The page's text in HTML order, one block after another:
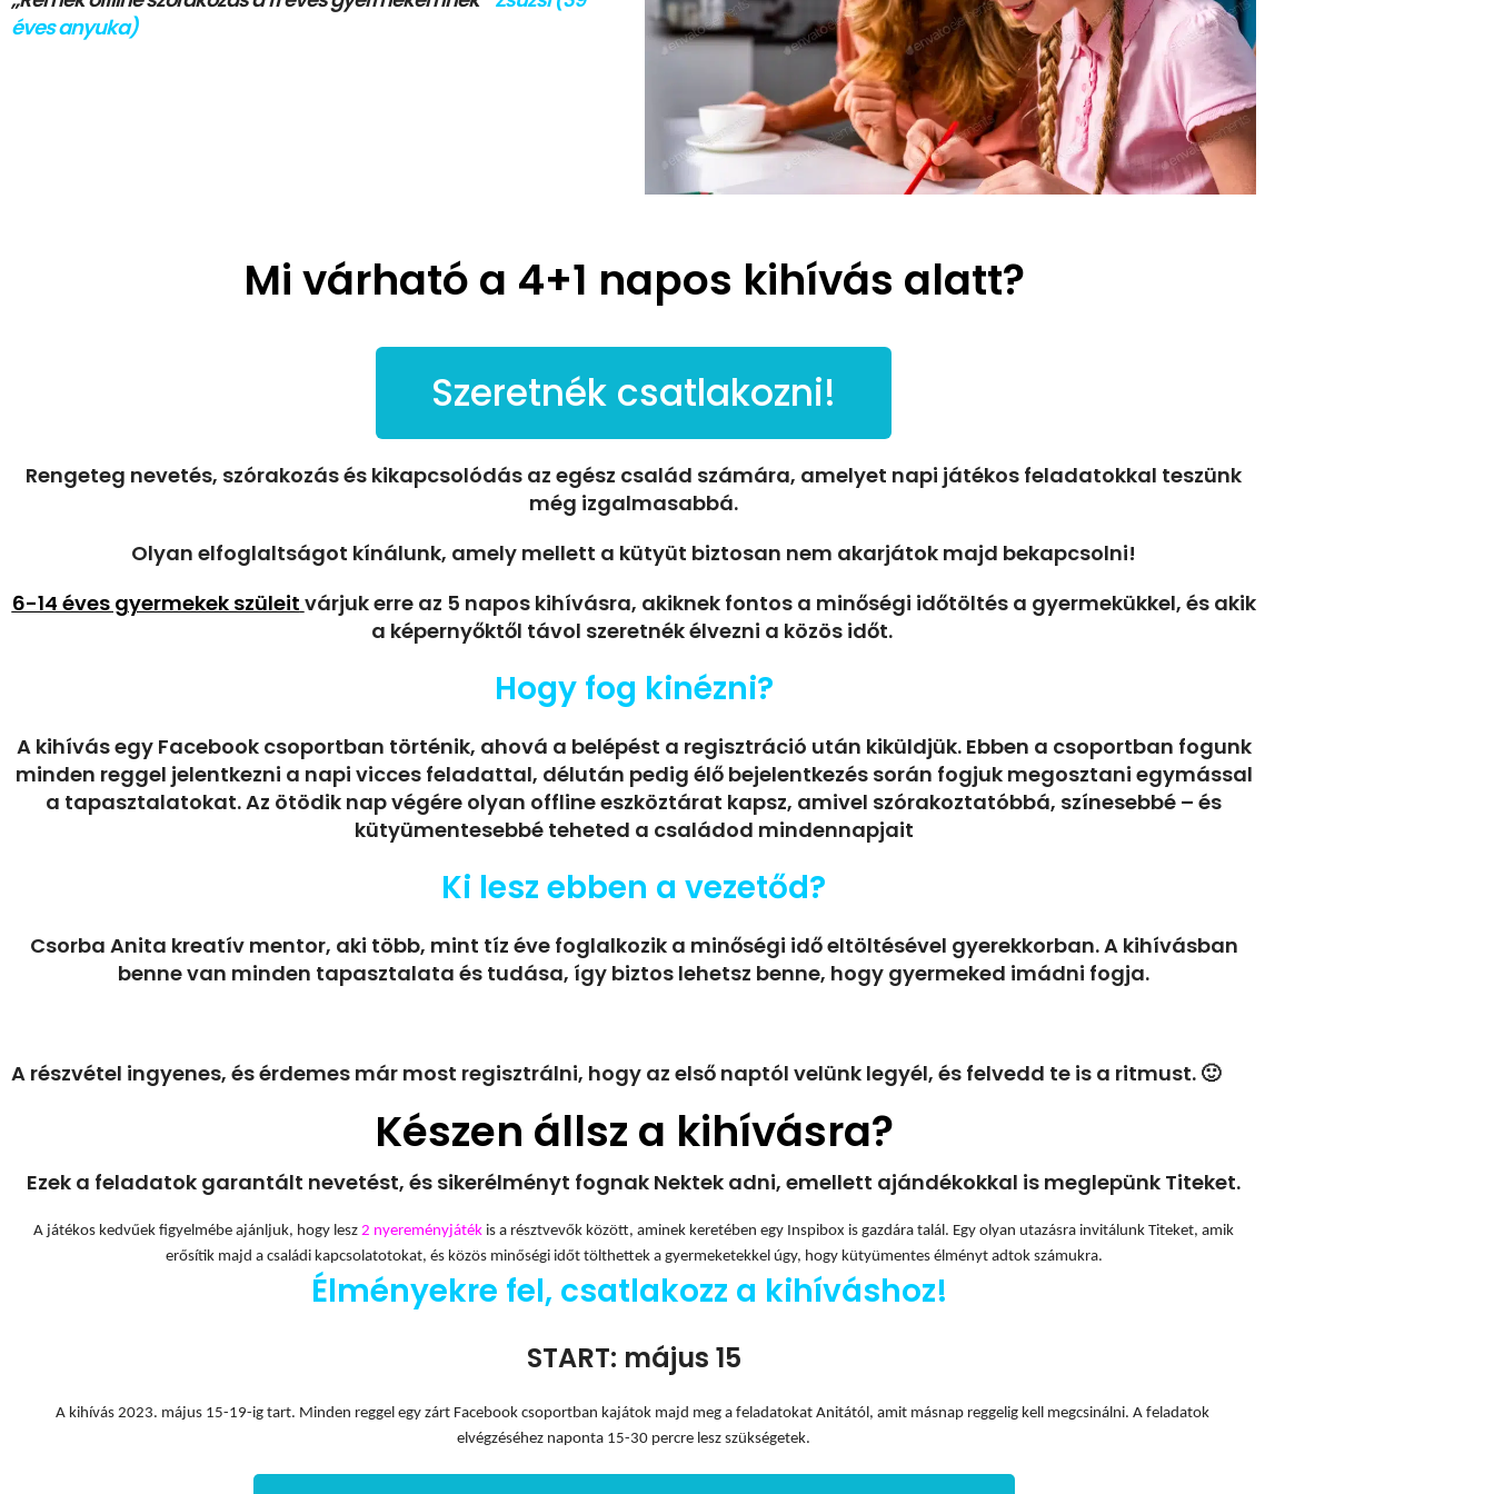
éves anyuka)
Mi várható a 4+1 napos kihívás alatt?
Szeretnék csatlakozni!
Rengeteg nevetés, szórakozás és kikapcsolódás az egész család számára, amelyet napi játékos feladatokkal teszünk
még izgalmasabbá.
Olyan elfoglaltságot kínálunk, amely mellett a kütyüt biztosan nem akarjátok majd bekapcsolni!
6-14 éves gyermekek szüleit várjuk erre az 5 napos kihívásra, akiknek fontos a minőségi időtöltés a gyermekükkel, és akik
a képernyőktől távol szeretnék élvezni a közös időt.
Hogy fog kinézni?
A kihívás egy Facebook csoportban történik, ahová a belépést a regisztráció után kiküldjük. Ebben a csoportban fogunk
minden reggel jelentkezni a napi vicces feladattal, délután pedig élő bejelentkezés során fogjuk megosztani egymással
a tapasztalatokat. Az ötödik nap végére olyan offline eszköztárat kapsz, amivel szórakoztatóbbá, színesebbé – és
kütyümentesebbé teheted a családod mindennapjait
Ki lesz ebben a vezetőd?
Csorba Anita kreatív mentor, aki több, mint tíz éve foglalkozik a minőségi idő eltöltésével gyerekkorban. A kihívásban
benne van minden tapasztalata és tudása, így biztos lehetsz benne, hogy gyermeked imádni fogja.
A részvétel ingyenes, és érdemes már most regisztrálni, hogy az első naptól velünk legyél, és felvedd te is a ritmust. 🙂
Készen állsz a kihívásra?
Ezek a feladatok garantált nevetést, és sikerélményt fognak Nektek adni, emellett ajándékokkal is meglepünk Titeket.
A játékos kedvűek figyelmébe ajánljuk, hogy lesz 2 nyereményjáték is a résztvevők között, aminek keretében egy Inspibox is gazdára talál. Egy olyan utazásra invitálunk Titeket, amik
erősítik majd a családi kapcsolatotokat, és közös minőségi időt tölthettek a gyermeketekkel úgy, hogy kütyümentes élményt adtok számukra.
Élményekre fel, csatlakozz a kihíváshoz!
START: május 15
A kihívás 2023. május 15-19-ig tart. Minden reggel egy zárt Facebook csoportban kajátok majd meg a feladatokat Anitától, amit másnap reggelig kell megcsinálni. A feladatok
elvégzéséhez naponta 15-30 percre lesz szükségetek.